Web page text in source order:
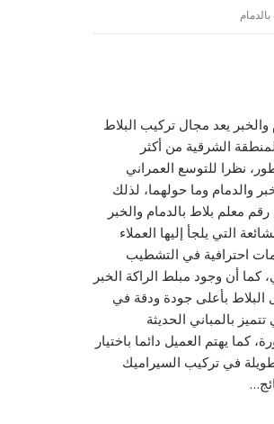
والخبر يعد مجال تركيب البلاط
الشرقية من أكثر
نظرا للتوسع العمراني
والدمام وما حولهما، لذلك
معلم بلاط بالدمام والخبر
التي يلجأ إليها العملاء
احترافية في التشطيب
كما أن وجود مبلط الراكة الخبر
البلاط بأعلى جودة ودقة في
بالمباني الحديثة
كما يهتم العميل دائما باختيار
في تركيب السيراميك